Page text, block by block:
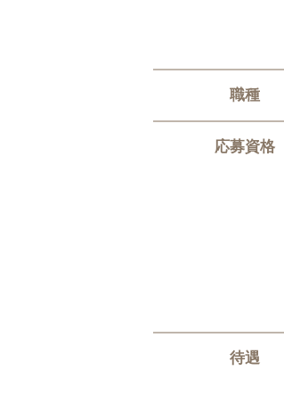
職種
応募資格
待遇